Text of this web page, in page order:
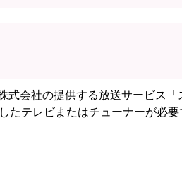
式会社の提供する放送サービス「
たテレビまたはチューナーが必要